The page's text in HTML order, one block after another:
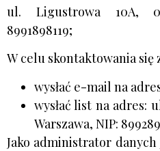
ul. Ligustrowa 10A,
8991898119;
W celu skontaktowania się
wysłać e-mail na
wysłać list na adres:
Warszawa, NIP:
Jako administrator